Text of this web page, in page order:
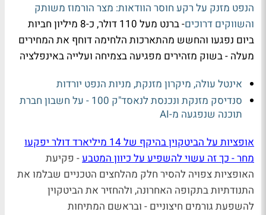
הנפט מזנק על רקע חוסר הוודאות: מצר הורמוז משותק
והשווקים דרוכים
- ברנט מעל 110 דולר, כ-8 מיליון חביות
ביום נפגעו והחשש מהתארכות הלחימה דוחף את המחירים
מעלה - בשוק מזהירים מפגיעה בצמיחה ועלייה באינפלציה
אינטל עולה, מיקרון מזנקת, מניות הנפט יורדות
סנדיסק מזנקת ונכנסת לנאסד"ק 100 - על חשבון חברת
תוכנה שנפגעה מ-AI
אופציות על הביטקוין בהיקף של 14 מיליארד דולר יפקעו
מחר - כך זה עשוי להשפיע על כיוון המטבע- פקיעת
האופציות צפויה להסיר חלק מהלחצים הטכניים שבלמו את
התנודתיות בתקופה האחרונה, ולהחזיר את הביטקוין
להשפעת גורמים חיצוניים - ובראשם המתיחות